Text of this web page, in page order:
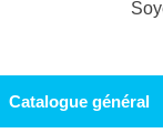
Catalogue général